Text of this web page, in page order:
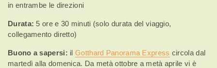
in entrambe le direzioni
Durata: 5 ore e 30 minuti (solo durata del viaggio,
collegamento diretto)
Buono a sapersi: ilGotthard Panorama Express circola dal
martedì alla domenica. Da metà ottobre a metà aprile vi è